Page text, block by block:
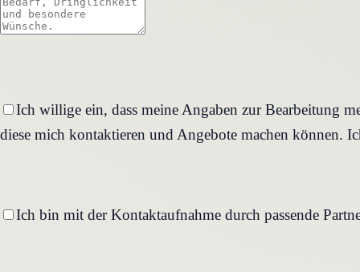
Ich willige ein, dass meine Angaben zur Bearbeitung
diese mich kontaktieren und Angebote machen können.
Ich bin mit der Kontaktaufnahme durch passende